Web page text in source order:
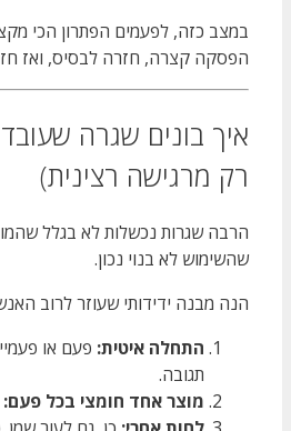
במצב כזה, לפעמים הפתרון הכי
הפסקה קצרה, חזרה לבסיס, ואז
איך בונים שגרה
רק מרגישה רצינית)
הרבה שגרות נכשלות לא בגלל
שהשימוש לא בנוי נכון.
הנה מבנה ידידותי שעוזר לרוב
התחלה איטית: פעם או
תגובה.
מוצר אחד חומצי בכל פעם: